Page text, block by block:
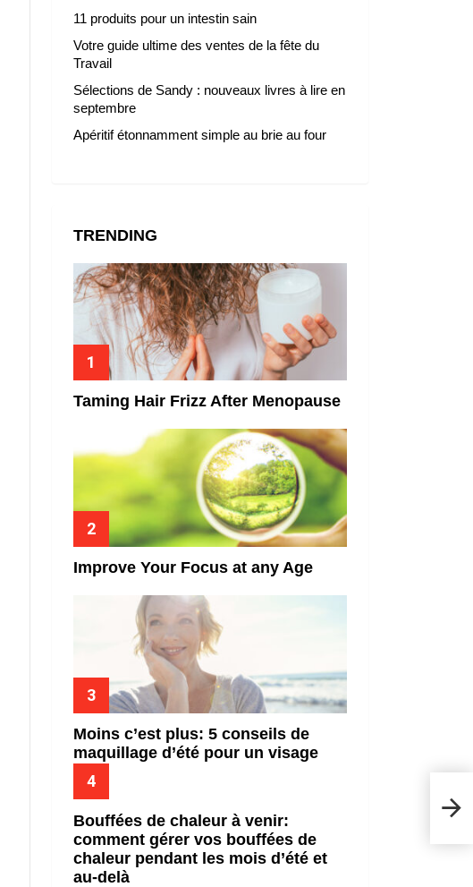
11 produits pour un intestin sain
Votre guide ultime des ventes de la fête du
Travail
Sélections de Sandy : nouveaux livres à lire en
septembre
Apéritif étonnamment simple au brie au four
TRENDING
Taming Hair Frizz After Menopause
Improve Your Focus at any Age
Moins c’est plus: 5 conseils de
maquillage d’été pour un visage
frais
Bouffées de chaleur à venir:
comment gérer vos bouffées de
chaleur pendant les mois d’été et
au-delà